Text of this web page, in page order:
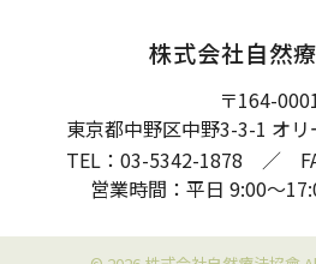
株式会社自然
〒164-
東京都中野区中野3-3-1 オリ
TEL：03-5342-1878 ／
営業時間：平日 9:00〜